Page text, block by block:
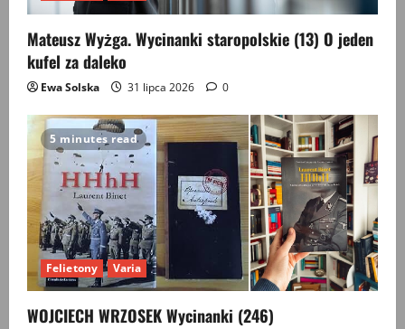
Mateusz Wyżga. Wycinanki staropolskie (13) O jeden
kufel za daleko
Ewa Solska 31 lipca 2026 0
5 minutes read
Felietony Varia
WOJCIECH WRZOSEK Wycinanki (246)